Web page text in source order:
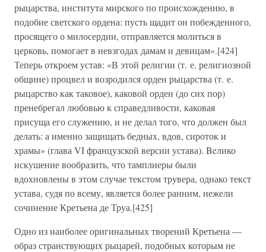
рыцарства, института мирского по происхождению, в
подобие светского ордена: пусть щадит он побежденного,
просящего о милосердии, отправляется молиться в
церковь, помогает в невзгодах дамам и девицам».[424]
Теперь откроем устав: «В этой религии (т. е. религиозной
общине) процвел и возродился орден рыцарства (т. е.
рыцарство как таковое), каковой орден (до сих пор)
пренебрегал любовью к справедливости, каковая
присуща его служению, и не делал того, что должен был
делать: а именно защищать бедных, вдов, сироток и
храмы» (глава VI французской версии устава). Beлико
искушение вообразить, что тамплиеры были
вдохновлены в этом случае текстом трувера, однако текст
устава, судя по всему, является более ранним, нежели
сочинение Кретьена де Труа.[425]
Одно из наиболее оригинальных творений Кретьена —
образ странствующих рыцарей, подобных которым не